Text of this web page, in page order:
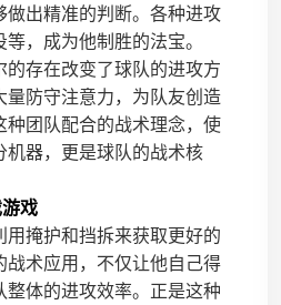
做出精准的判断。各种进攻
，成为他制胜的法宝。
存在改变了球队的进攻方
防守注意力，为队友创造
种团队配合的战术理念，使
器，更是球队的战术核
戏
掩护和挡拆来获取更好的
术应用，不仅让他自己得
体的进攻效率。正是这种